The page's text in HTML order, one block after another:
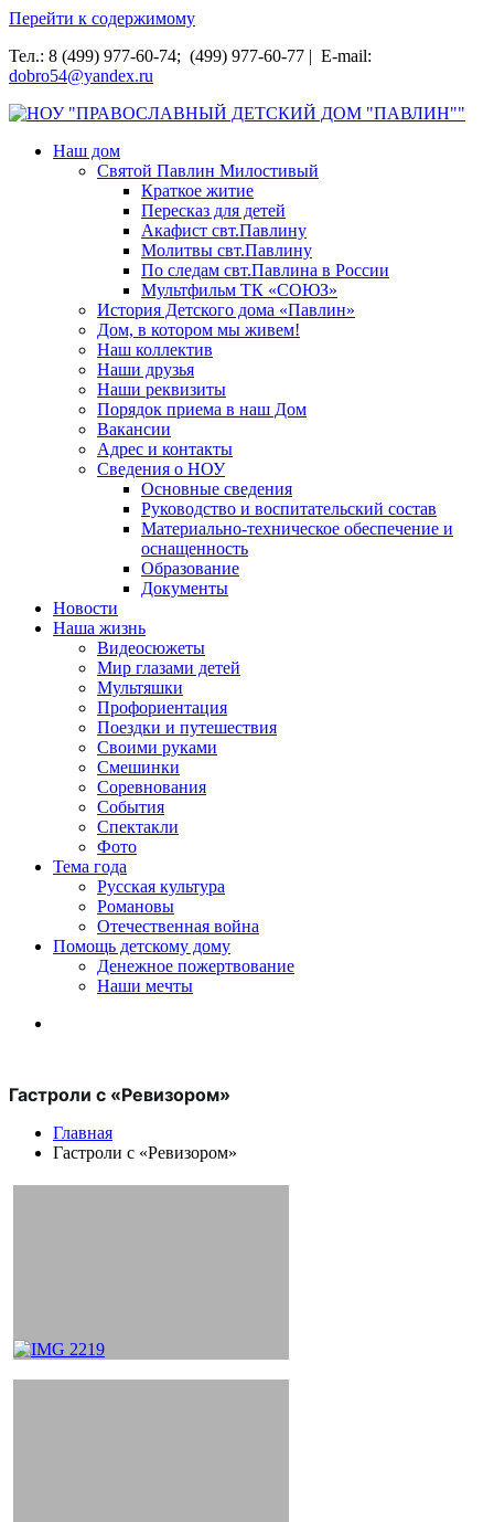
Перейти к содержимому
Тел.: 8 (499) 977-60-74; (499) 977-60-77 | E-mail:
dobro54@yandex.ru
НОУ "ПРАВОСЛАВНЫЙ ДЕТСКИЙ ДОМ "ПАВЛИН""
Наш дом
Святой Павлин Милостивый
Краткое житие
Пересказ для детей
Акафист свт.Павлину
Молитвы свт.Павлину
По следам свт.Павлина в России
Мультфильм ТК «СОЮЗ»
История Детского дома «Павлин»
Дом, в котором мы живем!
Наш коллектив
Наши друзья
Наши реквизиты
Порядок приема в наш Дом
Вакансии
Адрес и контакты
Сведения о НОУ
Основные сведения
Руководство и воспитательский состав
Материально-техническое обеспечение и
оснащенность
Образование
Документы
Новости
Наша жизнь
Видеосюжеты
Мир глазами детей
Мультяшки
Профориентация
Поездки и путешествия
Своими руками
Смешинки
Соревнования
События
Спектакли
Фото
Тема года
Русская культура
Романовы
Отечественная война
Помощь детскому дому
Денежное пожертвование
Наши мечты
Гастроли с «Ревизором»
Главная
Гастроли с «Ревизором»